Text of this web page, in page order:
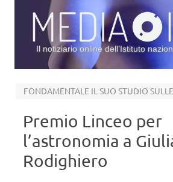
Il notiziario online dell’Istituto
Premio Linceo per
l’astronomia a
Rodighiero